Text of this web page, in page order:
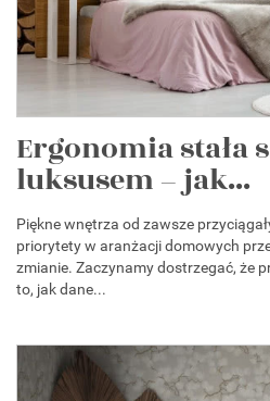
Ergonomia stała
luksusem – jak...
Piękne wnętrza od zawsze
priorytety w aranżacji domowych
zmianie. Zaczynamy dostrzegać, że
to, jak dane...